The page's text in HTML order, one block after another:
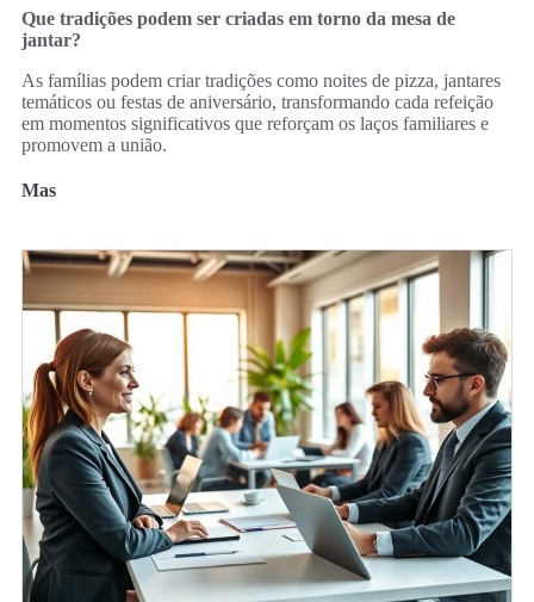
Que tradições podem ser criadas em torno da mesa de
jantar?
As famílias podem criar tradições como noites de pizza, jantares
temáticos ou festas de aniversário, transformando cada refeição
em momentos significativos que reforçam os laços familiares e
promovem a união.
Mas